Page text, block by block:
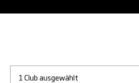
1 Club ausgewählt